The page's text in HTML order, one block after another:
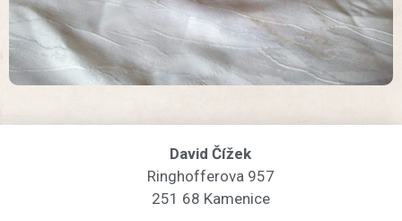
David Čížek
Ringhofferova 957
251 68 Kamenice